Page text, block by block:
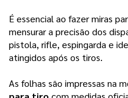
É essencial ao fazer miras
mensurar a precisão dos
pistola, rifle, espingarda e
atingidos após os tiros.
As folhas são impressas na